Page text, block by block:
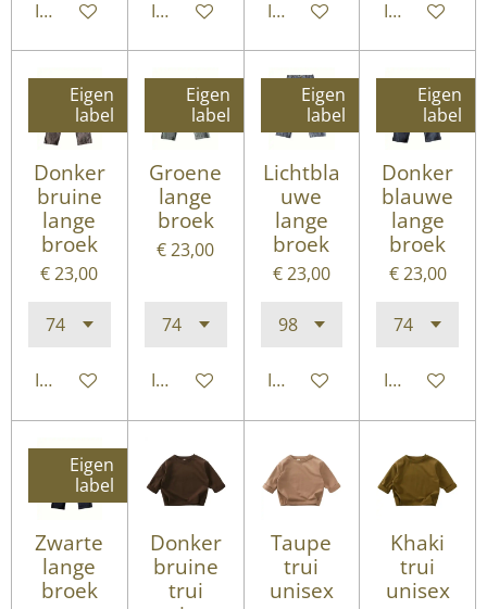
In winkelwagenIn winkelwagenIn winkelwagenIn
Eigen
label
Donker
bruine
lange
broek
€ 23,00
In winkelwagen
Eigen
label
Groene
lange
broek
€ 23,00
In winkelwagen
Eigen
label
Lichtbla
uwe
lange
broek
€ 23,00
In winkelwagen
Eigen
label
Donker
blauwe
lange
broek
€ 23,00
In
Eigen
label
Zwarte
lange
broek
Donker
bruine
trui
Taupe
trui
unisex
Khaki
trui
unisex